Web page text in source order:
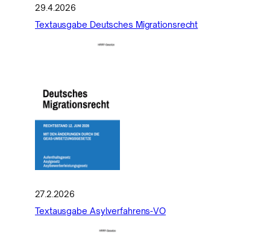
29.4.2026
Textausgabe Deutsches Migrationsrecht
27.2.2026
Textausgabe Asylverfahrens-VO